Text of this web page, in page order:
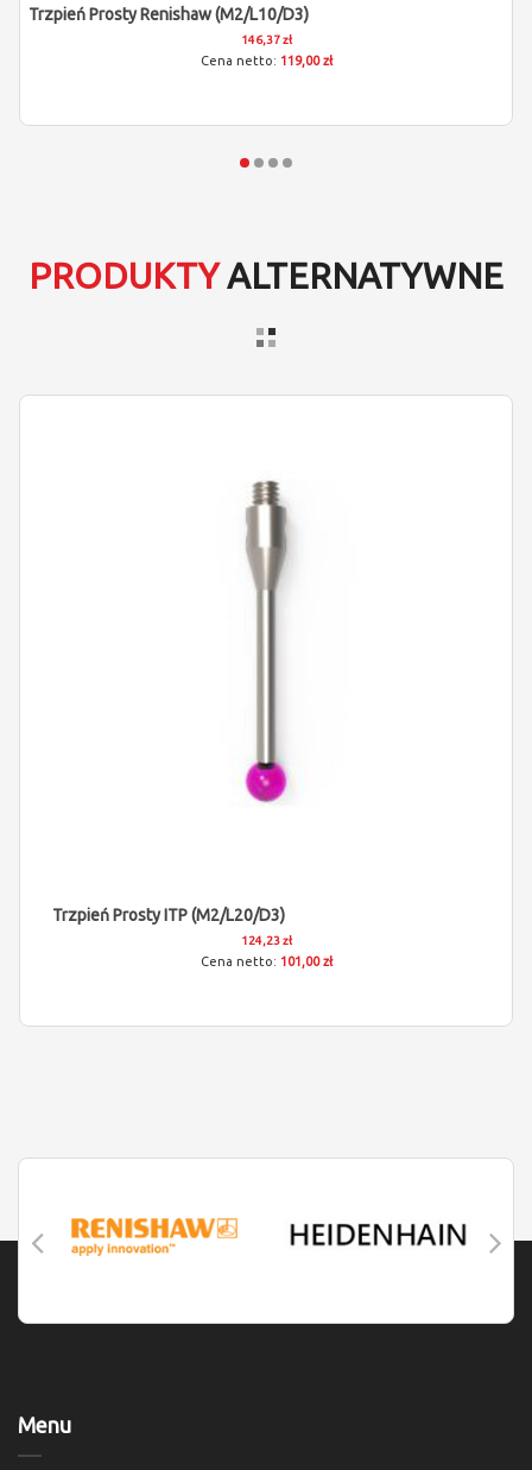
Trzpień Prosty Renishaw (M2/L10/D3)
146,37 zł
119,00 zł
PRODUKTYALTERNATYWNE
Trzpień Prosty ITP (M2/L20/D3)
124,23 zł
101,00 zł
Menu